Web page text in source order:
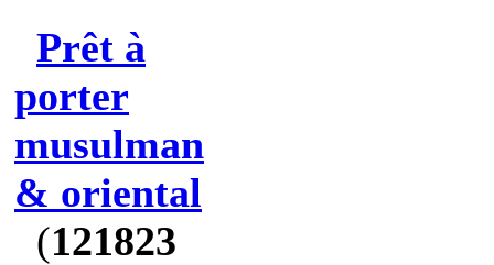
Prêt à
porter
musulman
& oriental
(121823